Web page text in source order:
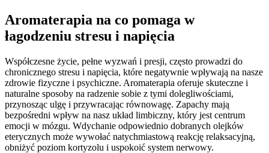
Aromaterapia na co pomaga w
łagodzeniu stresu i napięcia
Współczesne życie, pełne wyzwań i presji, często prowadzi do
chronicznego stresu i napięcia, które negatywnie wpływają na nasze
zdrowie fizyczne i psychiczne. Aromaterapia oferuje skuteczne i
naturalne sposoby na radzenie sobie z tymi dolegliwościami,
przynosząc ulgę i przywracając równowagę. Zapachy mają
bezpośredni wpływ na nasz układ limbiczny, który jest centrum
emocji w mózgu. Wdychanie odpowiednio dobranych olejków
eterycznych może wywołać natychmiastową reakcję relaksacyjną,
obniżyć poziom kortyzolu i uspokoić system nerwowy.